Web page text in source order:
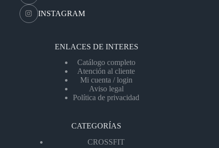
INSTAGRAM
ENLACES DE INTERES
Catálogo completo
Atención al cliente
Mi cuenta / login
Aviso legal
Política de privacidad
CATEGORÍAS
CROSSFIT